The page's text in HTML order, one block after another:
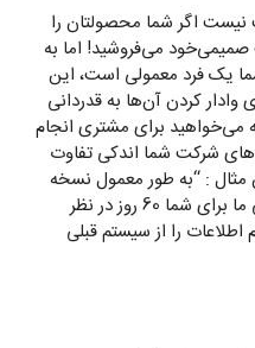
نیست اگر شما محصولتان را
می‌فروشید! اما به
یک فرد معمولی است، این
وادار کردن ‌آن‌ها به قدردانی
می‌خواهید برای مشتری انجام
شرکت شما اندکی تفاوت
مثال : “به طور معمول نسخه
رایگان نرم افزار ما 30 روز است ولی ما برای شما 60 روز در نظر
را از سیستم قبلی